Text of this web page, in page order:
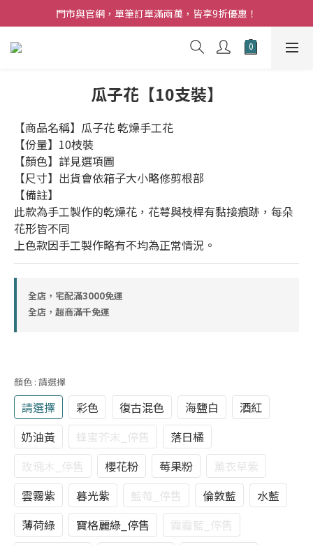
夏日購花福利．消費不限金額【贈】乾燥玫瑰乙束
門市與官網，單筆訂單滿兩萬，皆享9折優惠！
夏日購花福利．消費不限金額【贈】乾燥玫瑰乙束
瓜子花【10支裝】
【商品名稱】瓜子花 乾燥手工花
【份量】10枝裝
【顏色】詳見選項圖
【尺寸】出貨會依箱子大小略修剪根部
【備註】
此款為手工製作的乾燥花，花萼與枝桿有黏接痕跡，每朵
花形皆不同
上色款因手工製作略有不均為正常情況。
全店，宅配滿3000免運
全店，超商滿千免運
顏色 : 請選擇
請選擇 彩色 復古混色 海鹽白
酒紅
奶油黃
蜂蜜芥末_停售
落日橘
玫瑰木_停售
櫻花粉 莓果粉
薰衣草紫
雲霧紫
暮光紫 藍莓_停售 倫敦藍
水藍
薄荷綠
寶格麗綠_停售
霧霾藍_停售